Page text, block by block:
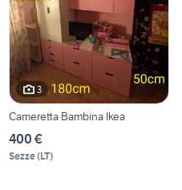
3
Cameretta Bambina Ikea
400 €
Sezze(LT)